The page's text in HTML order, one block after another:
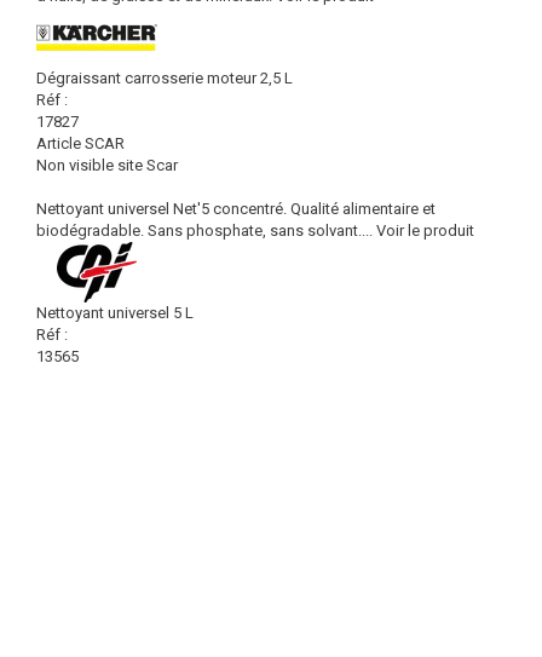
Dégraissant carrosserie moteur 2,5 L
Réf :
17827
Article SCAR
Non visible site Scar
Nettoyant universel Net'5 concentré. Qualité alimentaire et
biodégradable. Sans phosphate, sans solvant.... Voir le produit
Nettoyant universel 5 L
Réf :
13565